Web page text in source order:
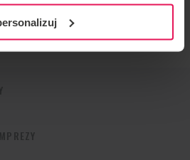
z nami:camps@flyspot.com